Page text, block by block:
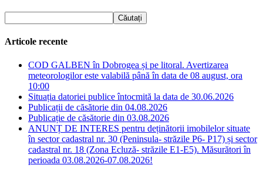
Articole recente
COD GALBEN în Dobrogea și pe litoral. Avertizarea
meteorologilor este valabilă până în data de 08 august, ora
10:00
Situația datoriei publice întocmită la data de 30.06.2026
Publicații de căsătorie din 04.08.2026
Publicație de căsătorie din 03.08.2026
ANUNȚ DE INTERES pentru deținătorii imobilelor situate
în sector cadastral nr. 30 (Peninsula- străzile P6- P17) și sector
cadastral nr. 18 (Zona Ecluză- străzile E1-E5). Măsurători în
perioada 03.08.2026-07.08.2026!